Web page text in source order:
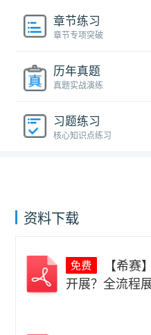
章节练习
章节专项突破
历年真题
真题实战演练
习题练习
核心知识点练习
资料下载
开展？全流程